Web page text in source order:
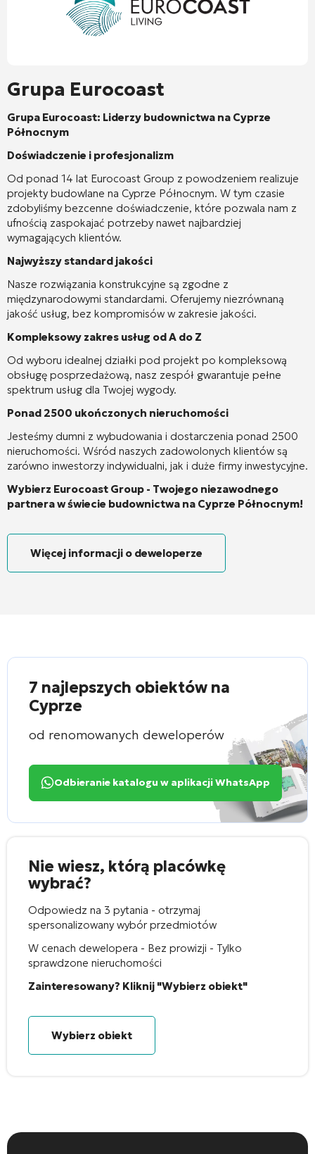
Grupa Eurocoast
Grupa Eurocoast: Liderzy budownictwa na Cyprze
Północnym
Doświadczenie i profesjonalizm
Od ponad 14 lat Eurocoast Group z powodzeniem realizuje
projekty budowlane na Cyprze Północnym. W tym czasie
zdobyliśmy bezcenne doświadczenie, które pozwala nam z
ufnością zaspokajać potrzeby nawet najbardziej
wymagających klientów.
Najwyższy standard jakości
Nasze rozwiązania konstrukcyjne są zgodne z
międzynarodowymi standardami. Oferujemy niezrównaną
jakość usług, bez kompromisów w zakresie jakości.
Kompleksowy zakres usług od A do Z
Od wyboru idealnej działki pod projekt po kompleksową
obsługę posprzedażową, nasz zespół gwarantuje pełne
spektrum usług dla Twojej wygody.
Ponad 2500 ukończonych nieruchomości
Jesteśmy dumni z wybudowania i dostarczenia ponad 2500
nieruchomości. Wśród naszych zadowolonych klientów są
zarówno inwestorzy indywidualni, jak i duże firmy inwestycyjne.
Wybierz Eurocoast Group - Twojego niezawodnego
partnera w świecie budownictwa na Cyprze Północnym!
Więcej informacji o deweloperze
7 najlepszych obiektów na
Cyprze
od renomowanych deweloperów
Odbieranie katalogu w aplikacji WhatsApp
Nie wiesz, którą placówkę
wybrać?
Odpowiedz na 3 pytania - otrzymaj
spersonalizowany wybór przedmiotów
W cenach dewelopera - Bez prowizji - Tylko
sprawdzone nieruchomości
Zainteresowany? Kliknij "Wybierz obiekt"
Wybierz obiekt